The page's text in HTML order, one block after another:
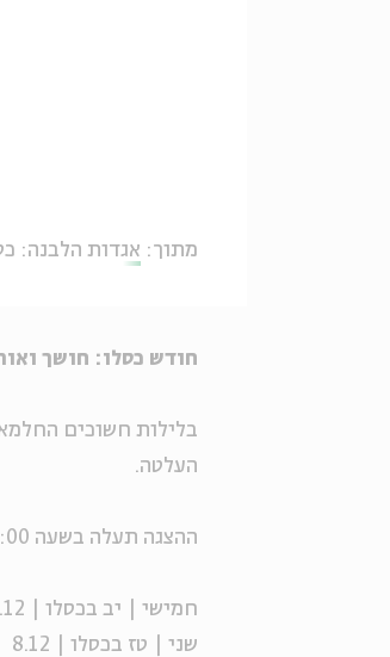
מתוך: אגדות הלבנה:
חודש כסלו: חושך
בלילות חשוכים
העלטה.
ההצגה תעלה בשעה 17:00 במועדים הבאים:
חמישי | יב בכסלו | 4.12
שני | טז בכסלו | 8.12